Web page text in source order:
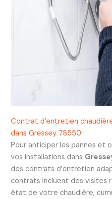
Contrat d’entretien
dans Gressey 78550
Pour anticiper les pannes et
vos installations dans
des contrats d’entretien
contrats incluent des visites
état de votre chaudière,